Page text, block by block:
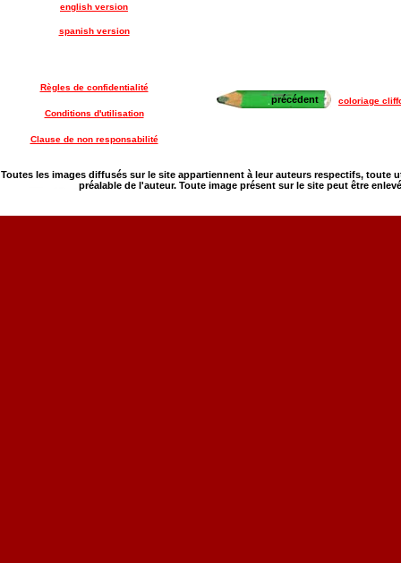
english version
spanish version
Règles de confidentialité
Conditions d'utilisation
Clause de non responsabilité
précédent coloriage
Toutes les images diffusés sur le site appartiennent à leur auteurs respectifs,
préalable de l'auteur. Toute image présent sur le site peut être